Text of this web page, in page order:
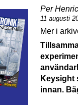
Per
11 augusti
Keysight
innan.